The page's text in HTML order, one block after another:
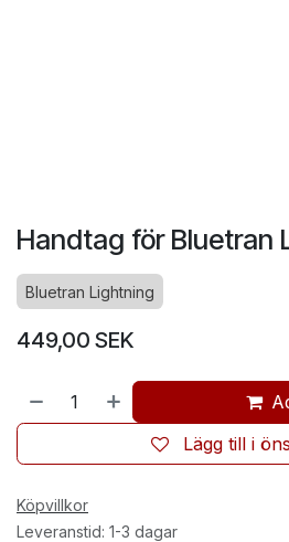
Handtag för Bluetran
Bluetran Lightning
449,00 SEK
Lägg till i
Köpvillkor
Leveranstid: 1-3 dagar